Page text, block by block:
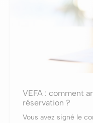
VEFA : comment
réservation ?
Vous avez signé le